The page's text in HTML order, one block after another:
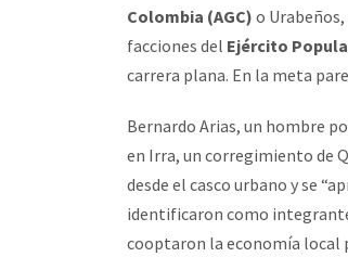
Colombia (AGC) o
facciones del Ejército
carrera plana. En la meta
Bernardo Arias, un hombre
en Irra, un corregimiento de
desde el casco urbano y se
identificaron como
cooptaron la economía local